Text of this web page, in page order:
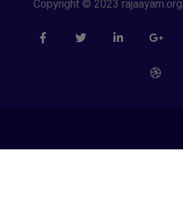
Copyright © 2023